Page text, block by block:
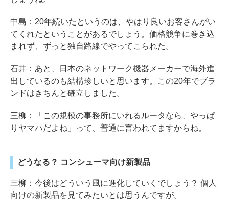
中島：20年続いたというのは、やはり良いお客さんがい
てくれたということがあるでしょう。価格競争に巻き込
まれず、ずっと独自路線でやってこられた。
石井：あと、日本のネットワーク機器メーカーで海外進
出しているのも結構珍しいと思います。この20年でブラ
ンドはきちんと確立しました。
三柳：「この規模の事務所にいれるルータなら、やっぱ
りヤマハだよね」って、普通に言われてますからね。
どうなる？ コンシューマ向け新製品
三柳：今後はどういう風に進化していくでしょう？ 個人
向けの新製品を見てみたいとは思うんですが。